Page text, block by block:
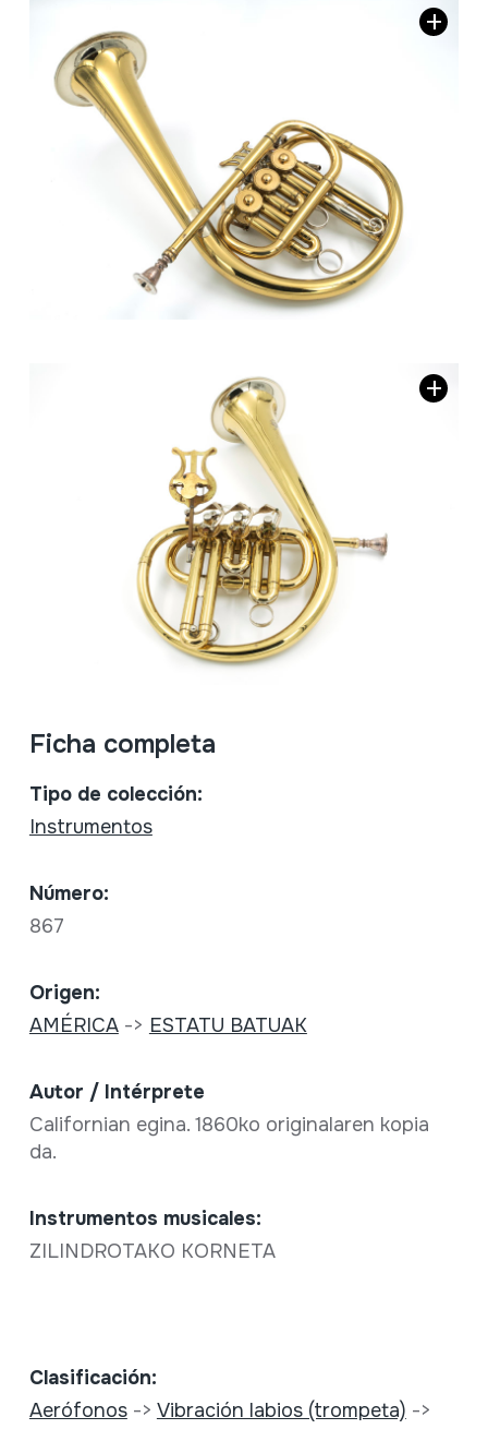
Ficha completa
Tipo de colección:
Instrumentos
Número:
867
Origen:
AMÉRICA-> ESTATU BATUAK
Autor / Intérprete
Californian egina. 1860ko originalaren kopia
da.
Instrumentos musicales:
ZILINDROTAKO KORNETA
Clasificación:
Aerófonos-> Vibración labios (trompeta) ->